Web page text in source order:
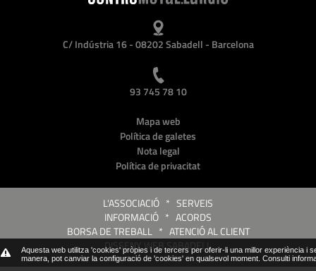
Aquesta web utilitza 'cookies' pròpies i de tercers per oferir-li una millor experiència
manera, pot canviar la configuració de 'cookies' en qualsevol moment. Consulti
C/ Indústria 16 - 08202 Sabadell - Barcelona
93 745 78 10
Mapa web
Política de galetes
Nota legal
Política de privacitat
L'ASSOCIACIÓ * SERVEIS
INFORMACIÓ * ACORDS
BORSA DE TREBALL* ATENCIÓ AL CLIENT
DISSENY WEB SABADELL